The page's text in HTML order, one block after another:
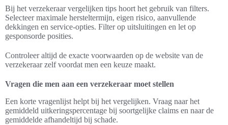
Bij het verzekeraar vergelijken tips hoort het gebruik van filters.
Selecteer maximale hersteltermijn, eigen risico, aanvullende
dekkingen en service-opties. Filter op uitsluitingen en let op
gesponsorde posities.
Controleer altijd de exacte voorwaarden op de website van de
verzekeraar zelf voordat men een keuze maakt.
Vragen die men aan een verzekeraar moet stellen
Een korte vragenlijst helpt bij het vergelijken. Vraag naar het
gemiddeld uitkeringspercentage bij soortgelijke claims en naar de
gemiddelde afhandeltijd bij schade.